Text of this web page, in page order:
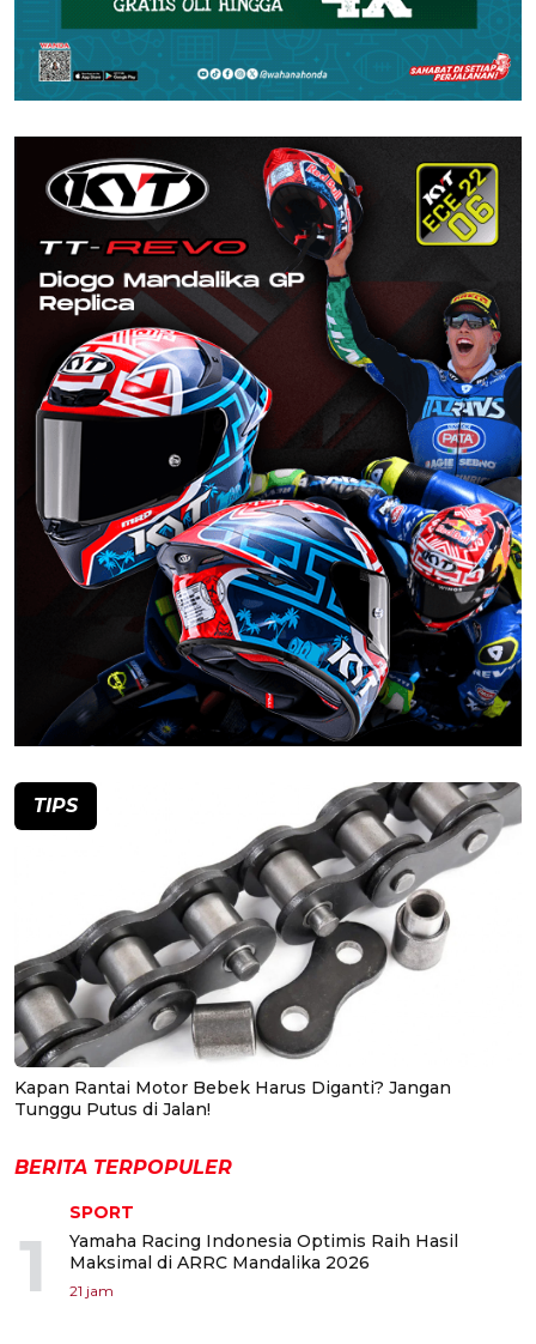
TIPS
Kapan Rantai Motor Bebek Harus Diganti? Jangan
Tunggu Putus di Jalan!
BERITA TERPOPULER
1
SPORT
Yamaha Racing Indonesia Optimis Raih Hasil
Maksimal di ARRC Mandalika 2026
21 jam